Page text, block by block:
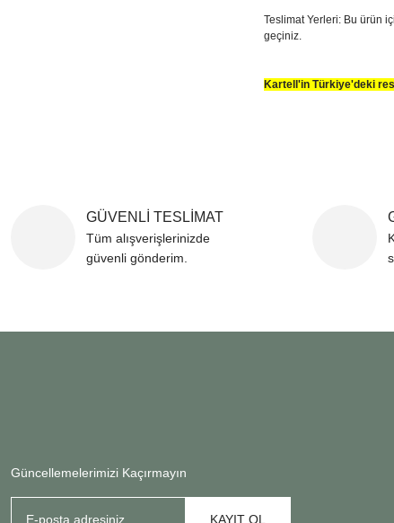
Teslimat Yerleri: Bu ürün
geçiniz.
Kartell'in Türkiye'deki
Ürün bilgilerinde
Ürün fiyatı diğer
Bu ürüne benzer
GÜVENLİ TESLİMAT
Tüm alışverişlerinizde
güvenli gönderim.
Güncellemelerimizi Kaçırmayın
KAYIT OL